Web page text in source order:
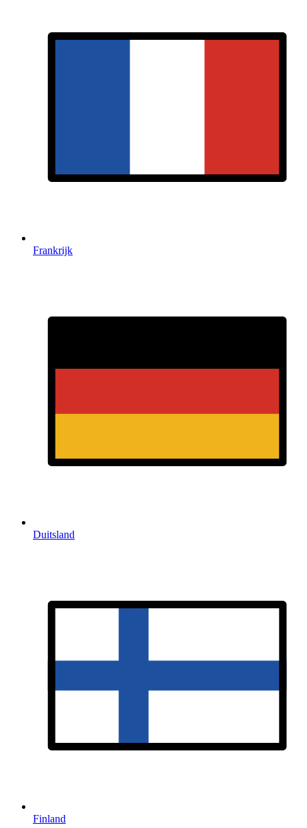
Frankrijk
Duitsland
Finland